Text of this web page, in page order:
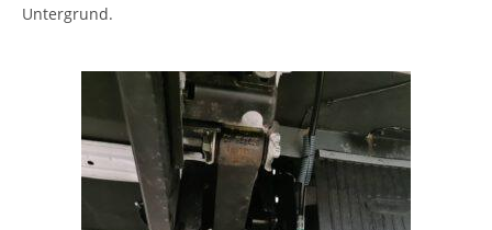
Untergrund.